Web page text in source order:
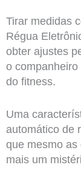
Tirar medidas
Régua
obter ajustes
o
do fitness.
Uma
automático de
que mesmo as
mais um